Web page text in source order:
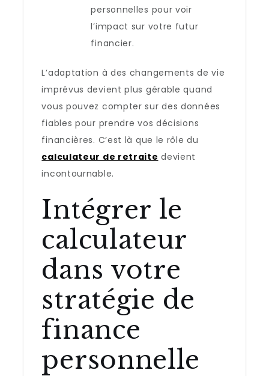
personnelles pour voir
l’impact sur votre futur
financier.
L’adaptation à des changements de vie
imprévus devient plus gérable quand
vous pouvez compter sur des données
fiables pour prendre vos décisions
financières. C’est là que le rôle du
calculateur de retraite devient
incontournable.
Intégrer le
calculateur
dans votre
stratégie de
finance
personnelle